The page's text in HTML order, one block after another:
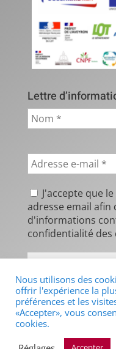
Lettre
J'accepte que
adresse email afin
d'informations
confidentialité des
Copyrights PETR
Mentions
Nous utilisons des
offrir l'expérience la
préférences et les
«Accepter», vous
cookies.